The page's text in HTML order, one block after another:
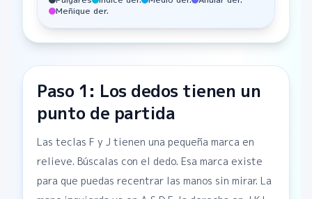
Meñique der.
Paso 1: Los dedos tienen un
punto de partida
Las teclas F y J tienen una pequeña marca en
relieve. Búscalas con el dedo. Esa marca existe
para que puedas recentrar las manos sin mirar. La